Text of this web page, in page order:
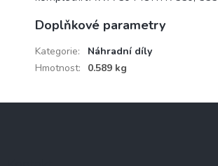
Doplňkové parametry
Kategorie:
Náhradní díly
Hmotnost: 0.589 kg